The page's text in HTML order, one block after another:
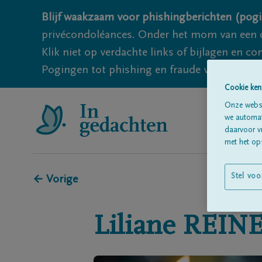
Blijf waakzaam voor phishingberichten
privécondoléances. Onder het mom van
Klik niet op verdachte links of bijlagen en
Pogingen tot phishing en fraude vallen
← Vorige
Liliane
Cookie
Onze
we
daarvoor
met het
Stel